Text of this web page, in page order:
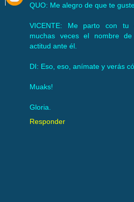
QUO: Me alegro de que te
VICENTE: Me parto con tu
muchas veces el nombre
actitud ante él.
DI: Eso, eso, anímate y verás
Muaks!
Gloria.
Responder